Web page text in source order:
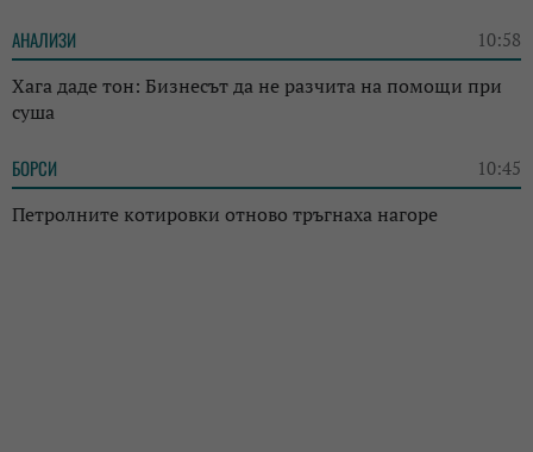
АНАЛИЗИ 10:58
Хага даде тон: Бизнесът да не разчита на помощи при
суша
БОРСИ 10:45
Петролните котировки отново тръгнаха нагоре